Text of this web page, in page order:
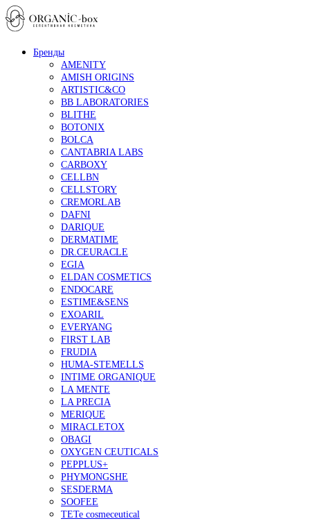
Бренды
AMENITY
AMISH ORIGINS
ARTISTIC&CO
BB LABORATORIES
BLITHE
BOTONIX
BOLCA
CANTABRIA LABS
CARBOXY
CELLBN
CELLSTORY
CREMORLAB
DAFNI
DARIQUE
DERMATIME
DR.CEURACLE
EGIA
ELDAN COSMETICS
ENDOCARE
ESTIME&SENS
EXOARIL
EVERYANG
FIRST LAB
FRUDIA
HUMA-STEMELLS
INTIME ORGANIQUE
LA MENTE
LA PRECIA
MERIQUE
MIRACLETOX
OBAGI
OXYGEN CEUTICALS
PEPPLUS+
PHYMONGSHE
SESDERMA
SOOFEE
TETe cosmeceutical